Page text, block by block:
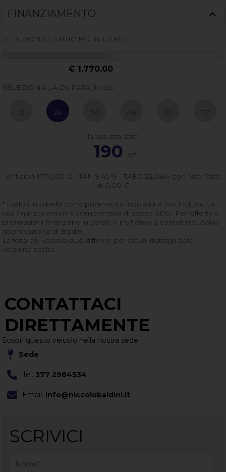
FINANZIAMENTO
SELEZIONA L'ANTICIPO IN EURO
€ 1.770,00
SELEZIONA LA DURATA (Mesi)
12 24 36 48 60 72
la tua rata sarà:
190 €*
Anticipo 1770,00 € - TAN 9,45 % - TAEG 22.04% con MaxiRata
di 0,00 €
* I valori in tabella sono puramente indicativi e IVA inclusa. La
rata finanziaria non è comprensiva di spese SDD. Per offerte e
promozioni finanziarie in corso vi invitiamo a contattarci. Salvo
approvazione di Baldini
La foto del veicolo può differire per alcuni dettagli dalla
versione scelta.
CONTATTACI
DIRETTAMENTE
Scopri questo veicolo nella nostra sede:
Sede
Tel. 377 2984534
Email: info@niccolobaldini.it
SCRIVICI